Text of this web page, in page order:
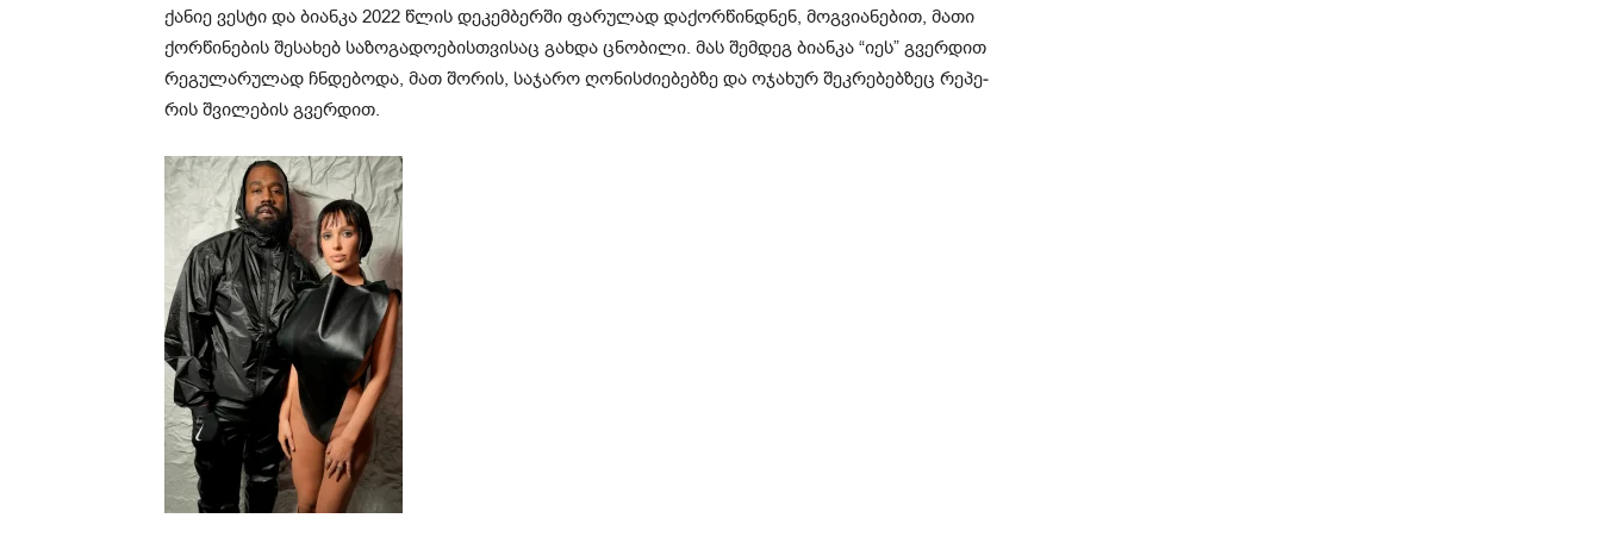
ქა­ნიე ვესტი და ბი­ან­კა 2022 წლის დე­კემ­ბერ­ში ფა­რუ­ლად და­ქორ­წინ­დნენ, მოგ­ვი­ა­ნე­ბით, მათი
ქორ­წი­ნე­ბის შე­სა­ხებ სა­ზო­გა­დო­ე­ბის­თვი­საც გახ­და ცნო­ბი­ლი. მას შემ­დეგ ბი­ან­კა “იეს” გვერ­დით
რე­გუ­ლა­რუ­ლად ჩნდე­ბო­და, მათ შო­რის, სა­ჯა­რო ღო­ნის­ძი­ე­ბებ­ზე და ოჯა­ხურ შეკ­რე­ბებ­ზეც რე­პე­
რის შვი­ლე­ბის გვერ­დით.